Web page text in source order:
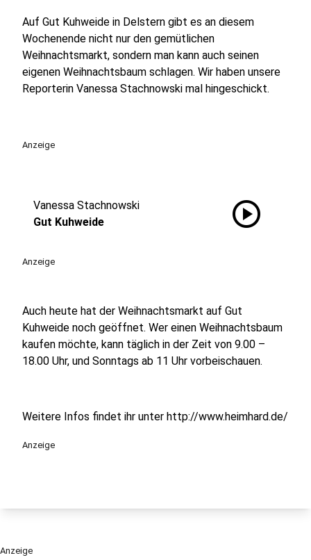
Auf Gut Kuhweide in Delstern gibt es an diesem
Wochenende nicht nur den gemütlichen
Weihnachtsmarkt, sondern man kann auch seinen
eigenen Weihnachtsbaum schlagen. Wir haben unsere
Reporterin Vanessa Stachnowski mal hingeschickt.
Anzeige
Vanessa Stachnowski
Gut Kuhweide
play_circle
Anzeige
Auch heute hat der Weihnachtsmarkt auf Gut
Kuhweide noch geöffnet. Wer einen Weihnachtsbaum
kaufen möchte, kann täglich in der Zeit von 9.00 –
18.00 Uhr, und Sonntags ab 11 Uhr vorbeischauen.
Weitere Infos findet ihr unter http://www.heimhard.de/
Anzeige
Anzeige